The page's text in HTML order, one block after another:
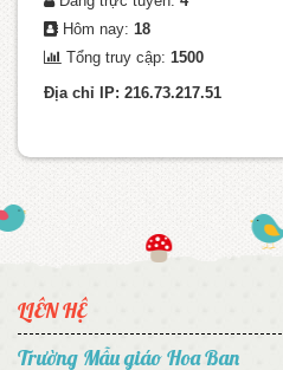
Hôm nay: 18
Tổng truy cập: 1500
Địa chỉ IP: 216.73.217.51
LIÊN HỆ
Trường Mẫu giáo Hoa Ban